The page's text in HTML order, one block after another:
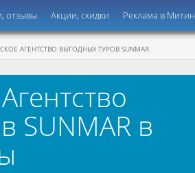
отзывы Акции, скидки Реклама в
АГЕНТСТВО ВЫГОДНЫХ ТУРОВ SUNMAR
SUNMAR в